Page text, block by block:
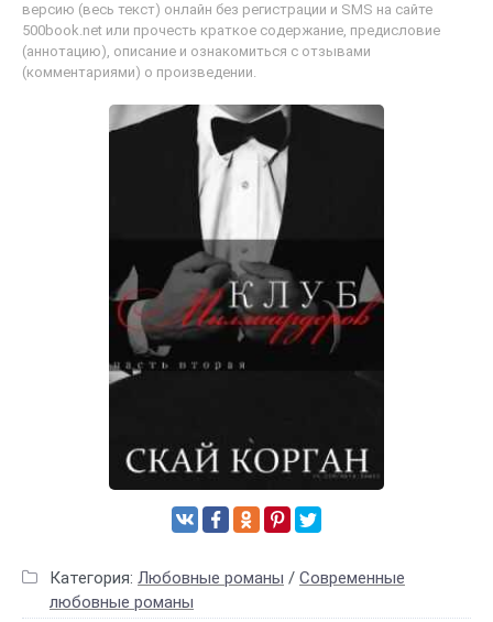
версию (весь текст) онлайн без регистрации и SMS на сайте
500book.net или прочесть краткое содержание, предисловие
(аннотацию), описание и ознакомиться с отзывами
(комментариями) о произведении.
Категория: Любовные романы / Современные
любовные романы